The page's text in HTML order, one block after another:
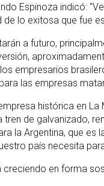
Espinoza indicó:
lo exitosa que fue
a futuro,
empresarios
las empresas
histórica en La
de galvanizado,
la Argentina, que es
país necesita
en forma